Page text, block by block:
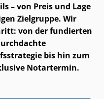
– von Preis und Lage
Zielgruppe. Wir
von der fundierten
bis hin zum
Notartermin.